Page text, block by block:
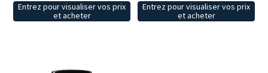
Entrez pour visualiser vos prix
et acheter
Entrez pour visualiser vos prix
et acheter